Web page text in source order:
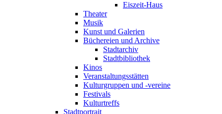
Eiszeit-Haus
Theater
Musik
Kunst und Galerien
Büchereien und Archive
Stadtarchiv
Stadtbibliothek
Kinos
Veranstaltungsstätten
Kulturgruppen und -vereine
Festivals
Kulturtreffs
Stadtportrait